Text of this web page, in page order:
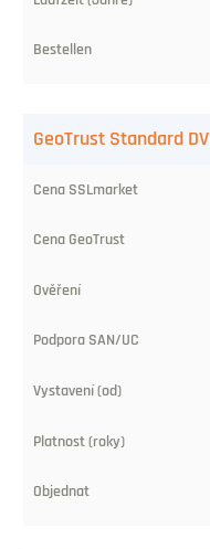
GeoTrust Standard DV